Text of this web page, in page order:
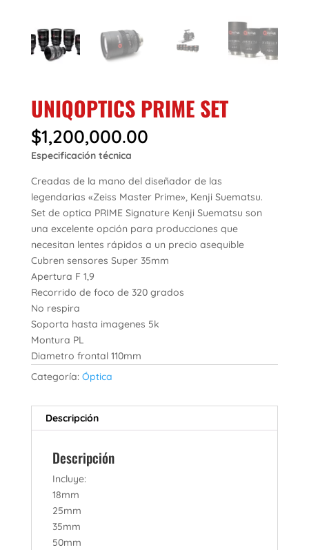
UNIQOPTICS PRIME SET
$1,200,000.00
Especificación técnica
Creadas de la mano del diseñador de las
legendarias «Zeiss Master Prime», Kenji Suematsu.
Set de optica PRIME Signature Kenji Suematsu son
una excelente opción para producciones que
necesitan lentes rápidos a un precio asequible
Cubren sensores Super 35mm
Apertura F 1,9
Recorrido de foco de 320 grados
No respira
Soporta hasta imagenes 5k
Montura PL
Diametro frontal 110mm
Categoría: Óptica
Descripción
Descripción
Incluye:
18mm
25mm
35mm
50mm